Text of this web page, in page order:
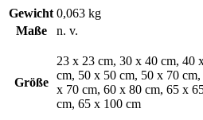
Gewicht 0,063 kg
Maße
n. v.
Größe
23 x 23 cm, 30 x 40 cm, 40
cm, 50 x 50 cm, 50 x 70
x 70 cm, 60 x 80 cm, 65 x
cm, 65 x 100 cm